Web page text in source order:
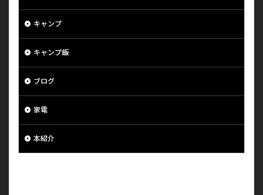
キャンプ
キャンプ飯
ブログ
家電
本紹介